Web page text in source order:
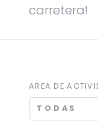
carretera!
AREA DE
TODAS